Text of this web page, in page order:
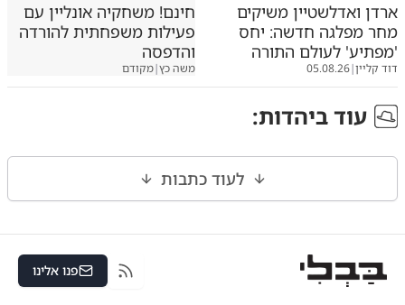
ארדן ואדלשטיין משיקים
מחר מפלגה חדשה: יחס
'מפתיע' לעולם התורה
דוד קליין|
05.08.26
חינם! משחקיה אונליין עם
פעילות משפחתית להורדה
והדפסה
משה כץ|מקודם
עוד ביהדות:
לעוד כתבות
RSS פנו אלינו